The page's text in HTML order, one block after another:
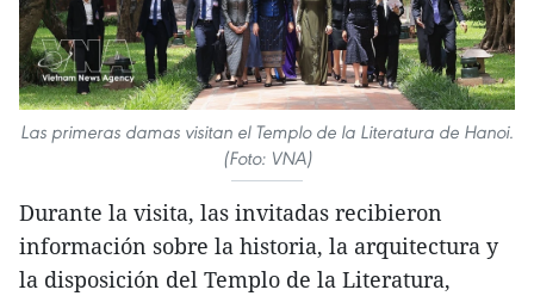
Las primeras damas visitan el Templo de la Literatura de Hanoi.
(Foto: VNA)
Durante la visita, las invitadas recibieron
información sobre la historia, la arquitectura y
la disposición del Templo de la Literatura,